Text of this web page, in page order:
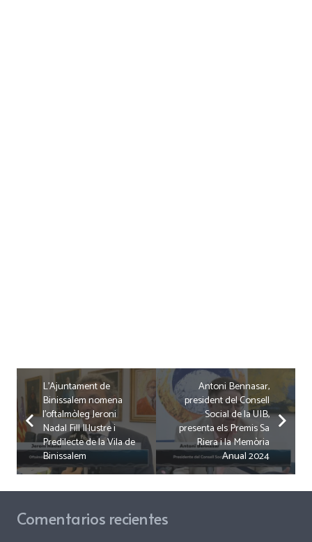
L’Ajuntament de
Binissalem nomena
l’oftalmòleg Jeroni
Nadal Fill Il·lustre i
Predilecte de la Vila de
Binissalem
Antoni Bennasar,
president del Consell
Social de la UIB,
presenta els Premis Sa
Riera i la Memòria
Anual 2024
Comentarios recientes